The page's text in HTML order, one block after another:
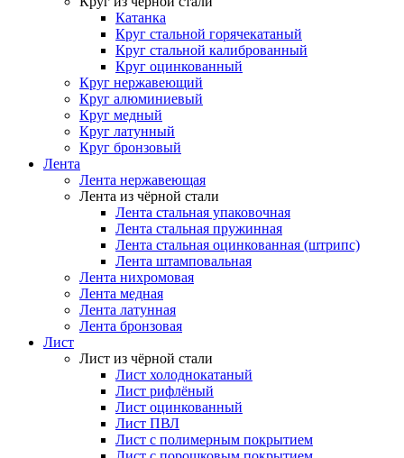
Катанка
Круг стальной горячекатаный
Круг стальной калиброванный
Круг оцинкованный
Круг нержавеющий
Круг алюминиевый
Круг медный
Круг латунный
Круг бронзовый
Лента
Лента нержавеющая
Лента из чёрной стали
Лента стальная упаковочная
Лента стальная пружинная
Лента стальная оцинкованная (штрипс)
Лента штамповальная
Лента нихромовая
Лента медная
Лента латунная
Лента бронзовая
Лист
Лист из чёрной стали
Лист холоднокатаный
Лист рифлёный
Лист оцинкованный
Лист ПВЛ
Лист с полимерным покрытием